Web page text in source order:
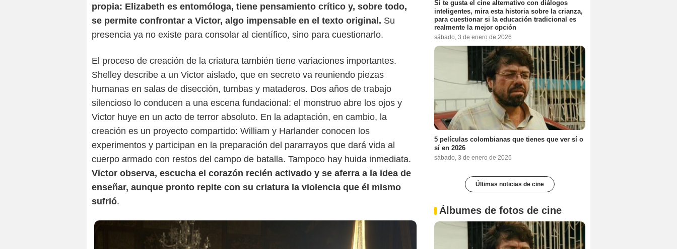
propia: Elizabeth es entomóloga, tiene pensamiento crítico y, sobre todo,
se permite confrontar a Victor, algo impensable en el texto original. Su
presencia ya no existe para consolar al científico, sino para cuestionarlo.
El proceso de creación de la criatura también tiene variaciones importantes.
Shelley describe a un Victor aislado, que en secreto va reuniendo piezas
humanas en salas de disección, tumbas y mataderos. Dos años de trabajo
silencioso lo conducen a una escena fundacional: el monstruo abre los ojos y
Victor huye en un acto de terror absoluto. En la adaptación, en cambio, la
creación es un proyecto compartido: William y Harlander conocen los
experimentos y participan en la preparación del pararrayos que dará vida al
cuerpo armado con restos del campo de batalla. Tampoco hay huida inmediata.
Victor observa, escucha el corazón recién activado y se aferra a la idea de
enseñar, aunque pronto repite con su criatura la violencia que él mismo
sufrió.
Netflix
Si te gusta el cine alternativo con diálogos
inteligentes, mira esta historia sobre la crianza,
para cuestionar si la educación tradicional es
realmente la mejor opción
sábado, 3 de enero de 2026
5 películas colombianas que tienes que ver sí o
sí en 2026
sábado, 3 de enero de 2026
Últimas noticias de cine
Álbumes de fotos de cine